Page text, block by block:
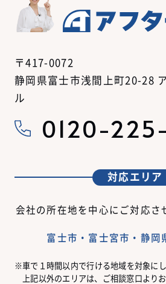
〒417-0072
静岡県富士市浅間上町20-28
ル
0120-
対応エリア
会社の所在地を中心にご対応さ
富士市・富士宮市・静岡
車で１時間以内で行ける地域を対象にし
上記以外のエリアは、ご相談窓口より